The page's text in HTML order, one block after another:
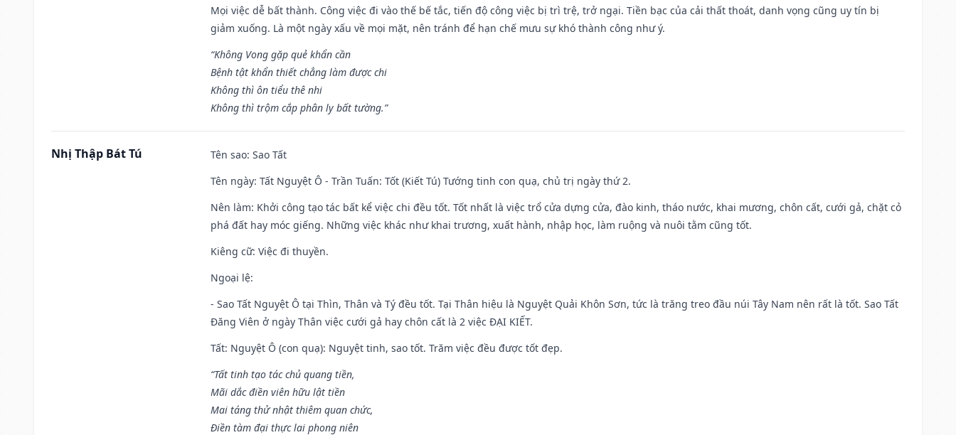
Mọi việc dễ bất thành. Công việc đi vào thế bế tắc, tiến độ công việc bị trì trệ, trở ngại. Tiền bạc của cải thất thoát, danh vọng cũng uy tín bị
giảm xuống. Là một ngày xấu về mọi mặt, nên tránh để hạn chế mưu sự khó thành công như ý.
“Không Vong gặp quẻ khẩn cần
Bệnh tật khẩn thiết chẳng làm được chi
Không thì ôn tiểu thê nhi
Không thì trộm cắp phân ly bất tường.”
Nhị Thập Bát Tú Tên sao: Sao Tất
Tên ngày: Tất Nguyệt Ô - Trần Tuấn: Tốt (Kiết Tú) Tướng tinh con quạ, chủ trị ngày thứ 2.
Nên làm: Khởi công tạo tác bất kể việc chi đều tốt. Tốt nhất là việc trổ cửa dựng cửa, đào kinh, tháo nước, khai mương, chôn cất, cưới gả, chặt cỏ
phá đất hay móc giếng. Những việc khác như khai trương, xuất hành, nhập học, làm ruộng và nuôi tằm cũng tốt.
Kiêng cữ: Việc đi thuyền.
Ngoại lệ:
- Sao Tất Nguyệt Ô tại Thìn, Thân và Tý đều tốt. Tại Thân hiệu là Nguyệt Quải Khôn Sơn, tức là trăng treo đầu núi Tây Nam nên rất là tốt. Sao Tất
Đăng Viên ở ngày Thân việc cưới gả hay chôn cất là 2 việc ĐẠI KIẾT.
Tất: Nguyệt Ô (con quạ): Nguyệt tinh, sao tốt. Trăm việc đều được tốt đẹp.
“Tất tinh tạo tác chủ quang tiền,
Mãi dắc điền viên hữu lật tiền
Mai táng thử nhật thiêm quan chức,
Điền tàm đại thực lai phong niên